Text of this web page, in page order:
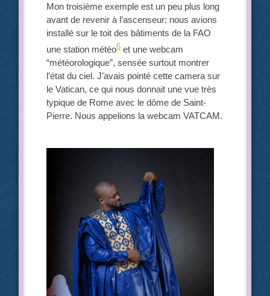
Mon troisième exemple est un peu plus long
avant de revenir à l’ascenseur: nous avions
installé sur le toit des bâtiments de la FAO
une station météo6et une webcam
“météorologique”, sensée surtout montrer
l’état du ciel. J’avais pointé cette camera sur
le Vatican, ce qui nous donnait une vue très
typique de Rome avec le dôme de Saint-
Pierre. Nous appelions la webcam VATCAM.